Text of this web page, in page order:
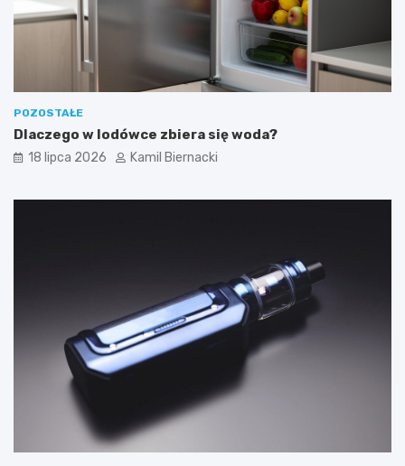
POZOSTAŁE
Dlaczego w lodówce zbiera się woda?
18 lipca 2026 Kamil Biernacki